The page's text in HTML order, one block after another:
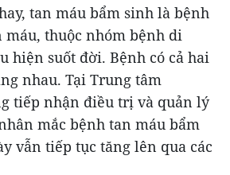
tan máu bẩm sinh là bệnh
máu, thuộc nhóm bệnh di
hiện suốt đời. Bệnh có cả hai
nhau. Tại Trung tâm
tiếp nhận điều trị và quản lý
mắc bệnh tan máu bẩm
vẫn tiếp tục tăng lên qua các